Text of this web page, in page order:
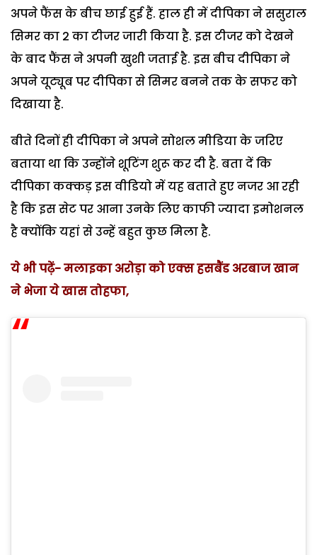
अपने फैंस के बीच छाई हुई हैं. हाल ही में दीपिका ने ससुराल
सिमर का 2 का टीजर जारी किया है. इस टीजर को देखने
के बाद फैंस ने अपनी खुशी जताई है. इस बीच दीपिका ने
अपने यूट्यूब पर दीपिका से सिमर बनने तक के सफर को
दिखाया है.
बीते दिनों ही दीपिका ने अपने सोशल मीडिया के जरिए
बताया था कि उन्होंने शूटिंग शुरू कर दी है. बता दें कि
दीपिका कक्कड़ इस वीडियो में यह बताते हुए नजर आ रही
है कि इस सेट पर आना उनके लिए काफी ज्यादा इमोशनल
है क्योंकि यहां से उन्हें बहुत कुछ मिला है.
ये भी पढ़ें- मलाइका अरोड़ा को एक्स हसबैंड अरबाज खान
ने भेजा ये खास तोहफा,